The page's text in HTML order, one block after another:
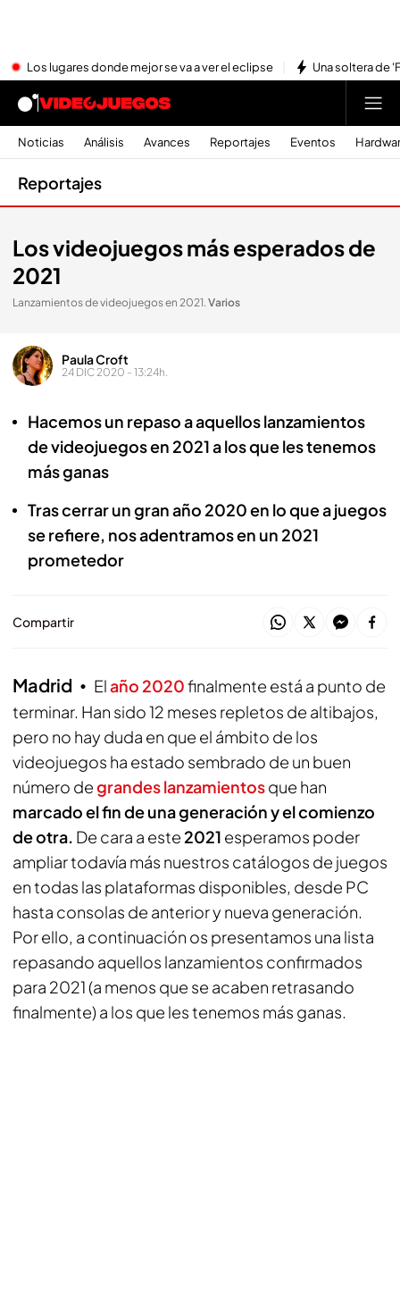
Los lugares donde mejor se va a ver el eclipse Una soltera de
Noticias Análisis Avances Reportajes Eventos
Reportajes
Los videojuegos más esperados de
2021
Lanzamientos de videojuegos en 2021.Varios
Paula Croft
24 DIC 2020 - 13:24h.
Hacemos un repaso a aquellos lanzamientos
de videojuegos en 2021 a los que les tenemos
más ganas
Tras cerrar un gran año 2020 en lo que a juegos
se refiere, nos adentramos en un 2021
prometedor
Compartir
Madrid Elaño 2020finalmente está a punto de
terminar. Han sido 12 meses repletos de altibajos,
pero no hay duda en que el ámbito de los
videojuegos ha estado sembrado de un buen
número degrandes lanzamientosque han
marcado el fin de una generación y el comienzo
de otra. De cara a este 2021 esperamos poder
ampliar todavía más nuestros catálogos de juegos
en todas las plataformas disponibles, desde PC
hasta consolas de anterior y nueva generación.
Por ello, a continuación os presentamos una lista
repasando aquellos lanzamientos confirmados
para 2021 (a menos que se acaben retrasando
finalmente) a los que les tenemos más ganas.